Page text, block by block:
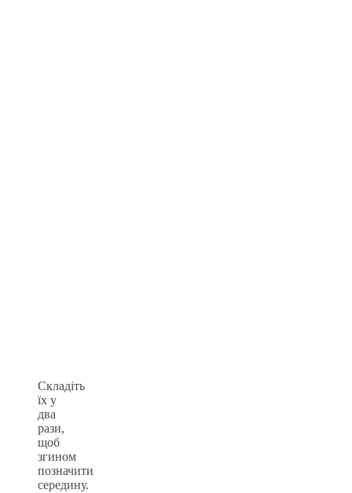
Складіть
їх у
два
рази,
щоб
згином
позначити
середину.